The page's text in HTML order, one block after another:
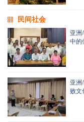
民间社会
亚洲
中的
亚洲
败文